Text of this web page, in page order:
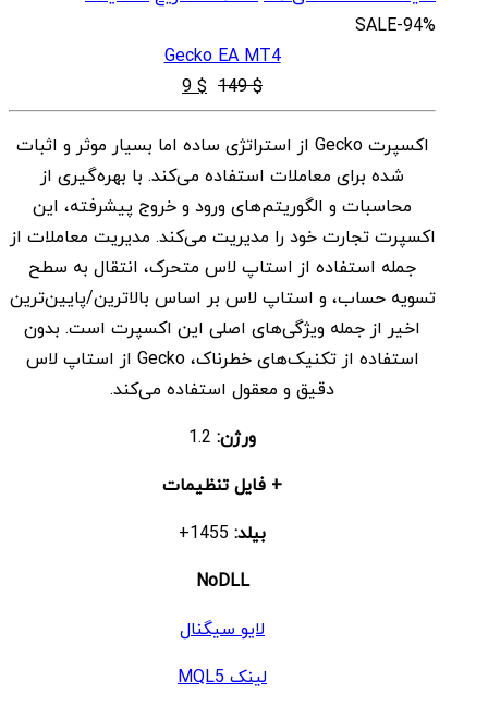
SALE-94%
Gecko EA MT4
$
149
قیمت
اصلی
$ 149
بود.
$
9 قیمت
فعلی
$ 9
است.
اکسپرت Gecko از استراتژی ساده اما بسیار موثر و اثبات
شده برای معاملات استفاده می‌کند. با بهره‌گیری از
محاسبات و الگوریتم‌های ورود و خروج پیشرفته، این
اکسپرت تجارت خود را مدیریت می‌کند. مدیریت معاملات از
جمله استفاده از استاپ لاس متحرک، انتقال به سطح
تسویه حساب، و استاپ لاس بر اساس بالاترین/پایین‌ترین
اخیر از جمله ویژگی‌های اصلی این اکسپرت است. بدون
استفاده از تکنیک‌های خطرناک، Gecko از استاپ لاس
دقیق و معقول استفاده می‌کند.
ورژن:
+ فایل تنظیمات
بیلد:
NoDLL
لایو سیگنال
لینک MQL5